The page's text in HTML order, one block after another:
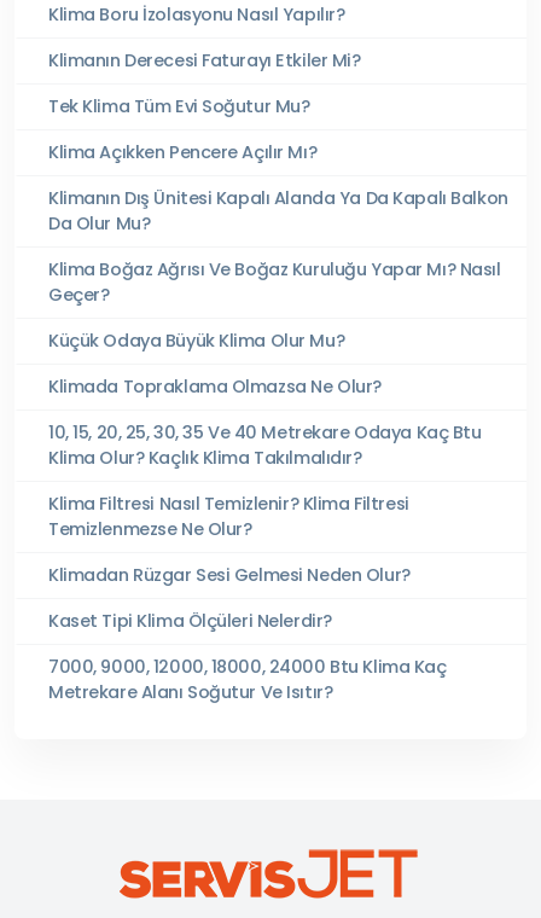
Klima Boru İzolasyonu Nasıl Yapılır?
Klimanın Derecesi Faturayı Etkiler Mi?
Tek Klima Tüm Evi Soğutur Mu?
Klima Açıkken Pencere Açılır Mı?
Klimanın Dış Ünitesi Kapalı Alanda Ya Da Kapalı Balkon
Da Olur Mu?
Klima Boğaz Ağrısı Ve Boğaz Kuruluğu Yapar Mı? Nasıl
Geçer?
Küçük Odaya Büyük Klima Olur Mu?
Klimada Topraklama Olmazsa Ne Olur?
10, 15, 20, 25, 30, 35 Ve 40 Metrekare Odaya Kaç Btu
Klima Olur? Kaçlık Klima Takılmalıdır?
Klima Filtresi Nasıl Temizlenir? Klima Filtresi
Temizlenmezse Ne Olur?
Klimadan Rüzgar Sesi Gelmesi Neden Olur?
Kaset Tipi Klima Ölçüleri Nelerdir?
7000, 9000, 12000, 18000, 24000 Btu Klima Kaç
Metrekare Alanı Soğutur Ve Isıtır?